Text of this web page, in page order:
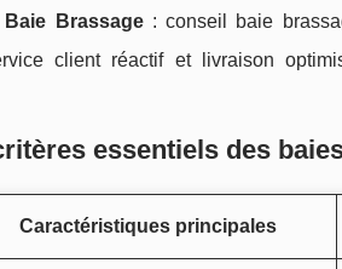
Brassage: conseil baie
client réactif et livraison
essentiels des
Caractéristiques principales